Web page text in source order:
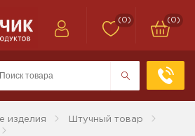
(0) (0)
изделия
Штучный товар